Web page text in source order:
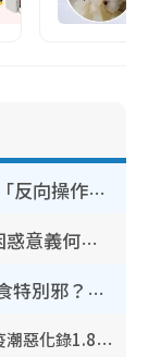
WhatsApp預設貼圖點刪？揭1招「反向操作」還原簡潔介面 附3步實測教學
香港山邊鐵閘邊門大開？內地客困惑意義何在！網民神回覆：呢種叫法理性防禦
鬼門開2026｜農曆七月撞正日全食特別邪？專家警告切忌做一事！揭4大禁忌+2招保平安
奪命寄生蟲｜食生菜狂瀉首現死者！疫潮惡化錄1.8萬宗病例 揭洗菜3大謬誤